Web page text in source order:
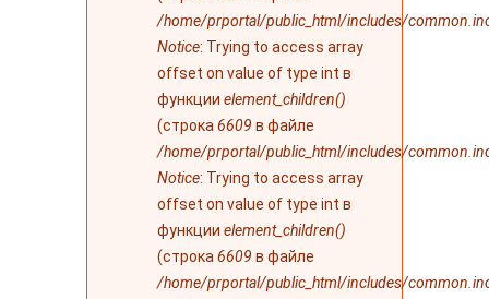
/home/prportal/public_html/includes/
Notice: Trying to access array
offset on value of type int в
функции element_children()
(строка 6609 в файле
/home/prportal/public_html/includes/
Notice: Trying to access array
offset on value of type int в
функции element_children()
(строка 6609 в файле
/home/prportal/public_html/includes/